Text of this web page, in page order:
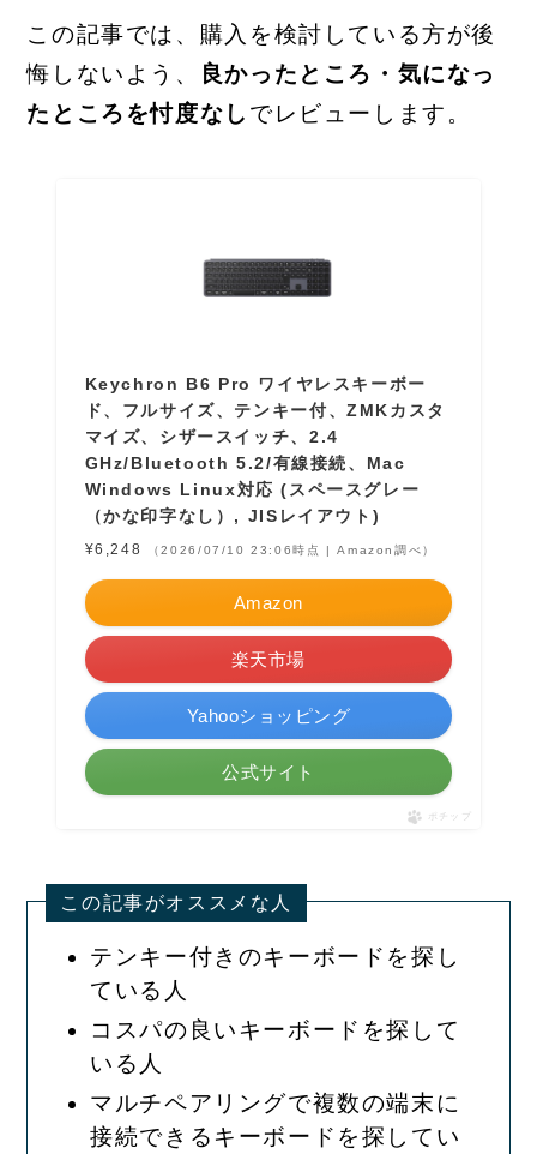
この記事では、購入を検討している方が後
悔しないよう、
良かったところ・気になっ
たところを忖度なし でレビューします。
Keychron B6 Pro ワイヤレスキーボー
ド、フルサイズ、テンキー付、ZMKカスタ
マイズ、シザースイッチ、2.4
GHz/Bluetooth 5.2/有線接続、Mac
Windows Linux対応 (スペースグレー
（かな印字なし）, JISレイアウト)
¥6,248 （2026/07/10 23:06時点 | Amazon調べ）
Amazon
楽天市場
Yahooショッピング
公式サイト
ポチップ
この記事がオススメな人
テンキー付きのキーボードを探し
ている人
コスパの良いキーボードを探して
いる人
マルチペアリングで複数の端末に
接続できるキーボードを探してい